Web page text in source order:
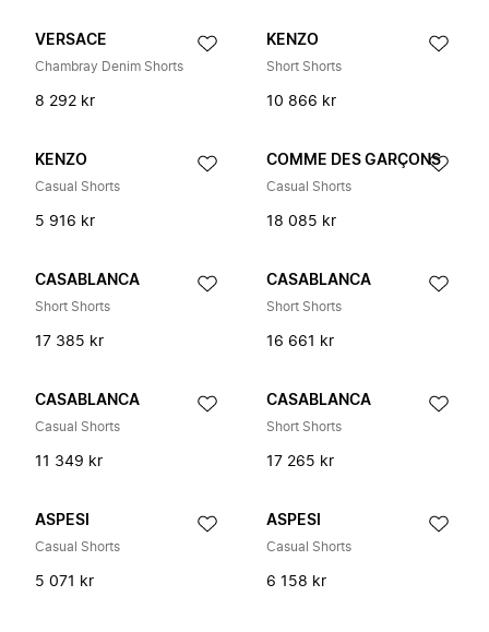
VERSACE
Chambray Denim Shorts
8 292 kr
KENZO
Short Shorts
10 866 kr
KENZO
Casual Shorts
5 916 kr
COMME DES GARÇONS
Casual Shorts
18 085 kr
CASABLANCA
Short Shorts
17 385 kr
CASABLANCA
Short Shorts
16 661 kr
CASABLANCA
Casual Shorts
11 349 kr
CASABLANCA
Short Shorts
17 265 kr
ASPESI
Casual Shorts
5 071 kr
ASPESI
Casual Shorts
6 158 kr